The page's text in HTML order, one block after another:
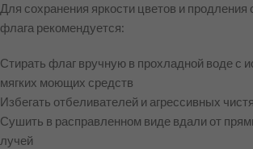
Для сохранения яркости цветов и
флага рекомендуется:
Стирать флаг вручную в прохладной воде с
мягких моющих средств
Избегать отбеливателей и агрессивных
Сушить в расправленном виде вдали от
лучей